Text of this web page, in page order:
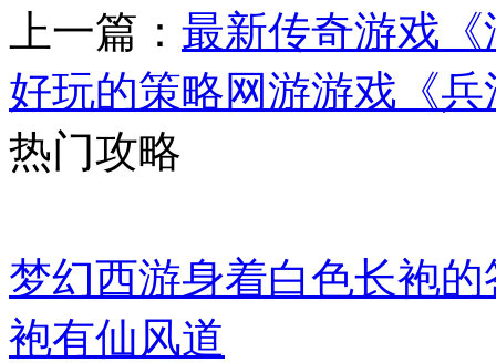
上一篇： 最新传奇游戏
好玩的策略网游游戏《
热门攻略
梦幻西游身着白色长袍
袍有仙风道